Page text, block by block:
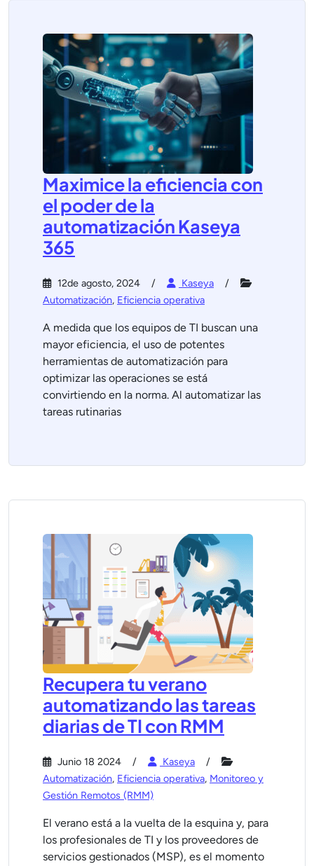
Maximice la eficiencia con
el poder de la
automatización Kaseya
365
12de agosto, 2024
Kaseya
Automatización, Eficiencia operativa
A medida que los equipos de TI buscan una
mayor eficiencia, el uso de potentes
herramientas de automatización para
optimizar las operaciones se está
convirtiendo en la norma. Al automatizar las
tareas rutinarias
Recupera tu verano
automatizando las tareas
diarias de TI con RMM
Junio 18 2024
Kaseya
Automatización, Eficiencia operativa, Monitoreo y
Gestión Remotos (RMM)
El verano está a la vuelta de la esquina y, para
los profesionales de TI y los proveedores de
servicios gestionados (MSP), es el momento